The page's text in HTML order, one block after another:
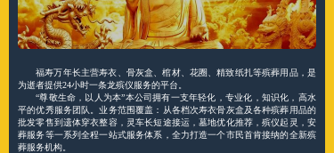
福寿万年长主营寿衣、骨灰盒、棺材、花圈、精致纸扎等殡葬用品，是
为逝者提供24小时一条龙殡仪服务的平台。
“尊敬生命，以人为本”本公司拥有一支年轻化，专业化，知识化，高水
平的优秀服务团队。业务范围覆盖：从各档次寿衣骨灰盒及各种殡葬用品的
批发零售到遗体穿衣整容，灵车长短途接运，墓地优化推荐，殡仪起灵，安
葬服务等一系列全程一站式服务体系，全力打造一个市民首肯接纳的全新殡
葬服务机构。